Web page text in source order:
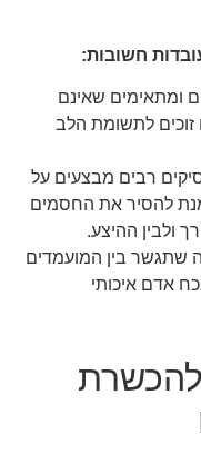
חשובות:
ומתאימים שאינם
לתשומת הלב
רבים מבצעים על
מנת להסיר את החסמים
ולבין ההיצע.
שתגשר בין המועמדים
אדם איכותי